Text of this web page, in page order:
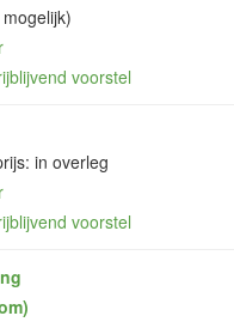
voorstel
in overleg
voorstel